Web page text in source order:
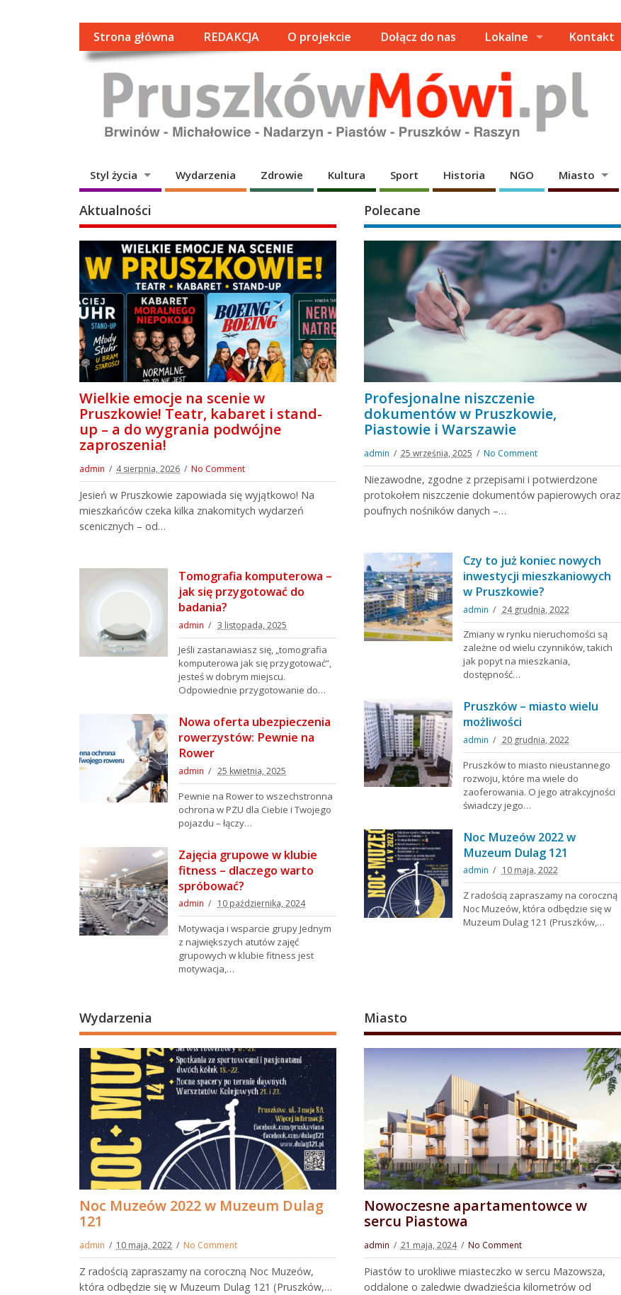
Strona główna REDAKCJA O projekcie Dołącz do nas Lokalne Kontakt
Styl życia Wydarzenia Zdrowie Kultura Sport Historia NGO Miasto
Aktualności
Wielkie emocje na scenie w
Pruszkowie! Teatr, kabaret i stand-
up – a do wygrania podwójne
zaproszenia!
admin 4 sierpnia, 2026 No Comment
Jesień w Pruszkowie zapowiada się wyjątkowo! Na
mieszkańców czeka kilka znakomitych wydarzeń
scenicznych – od…
Tomografia komputerowa –
jak się przygotować do
badania?
admin 3 listopada, 2025
Jeśli zastanawiasz się, „tomografia
komputerowa jak się przygotować”,
jesteś w dobrym miejscu.
Odpowiednie przygotowanie do…
Nowa oferta ubezpieczenia
rowerzystów: Pewnie na
Rower
admin 25 kwietnia, 2025
Pewnie na Rower to wszechstronna
ochrona w PZU dla Ciebie i Twojego
pojazdu – łączy…
Zajęcia grupowe w klubie
fitness – dlaczego warto
spróbować?
admin 10 października, 2024
Motywacja i wsparcie grupy Jednym
z największych atutów zajęć
grupowych w klubie fitness jest
motywacja,…
Polecane
Profesjonalne niszczenie
dokumentów w Pruszkowie,
Piastowie i Warszawie
admin 25 września, 2025 No Comment
Niezawodne, zgodne z przepisami i potwierdzone
protokołem niszczenie dokumentów papierowych oraz
poufnych nośników danych –…
Czy to już koniec nowych
inwestycji mieszkaniowych
w Pruszkowie?
admin 24 grudnia, 2022
Zmiany w rynku nieruchomości są
zależne od wielu czynników, takich
jak popyt na mieszkania,
dostępność…
Pruszków – miasto wielu
możliwości
admin 20 grudnia, 2022
Pruszków to miasto nieustannego
rozwoju, które ma wiele do
zaoferowania. O jego atrakcyjności
świadczy jego…
Noc Muzeów 2022 w
Muzeum Dulag 121
admin 10 maja, 2022
Z radością zapraszamy na coroczną
Noc Muzeów, która odbędzie się w
Muzeum Dulag 121 (Pruszków,…
Wydarzenia
Noc Muzeów 2022 w Muzeum Dulag
121
admin 10 maja, 2022 No Comment
Z radością zapraszamy na coroczną Noc Muzeów,
która odbędzie się w Muzeum Dulag 121 (Pruszków,…
Miasto
Nowoczesne apartamentowce w
sercu Piastowa
admin 21 maja, 2024 No Comment
Piastów to urokliwe miasteczko w sercu Mazowsza,
oddalone o zaledwie dwadzieścia kilometrów od